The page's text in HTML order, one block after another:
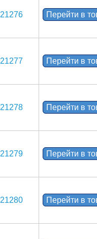
21276 Перейти в
21277 Перейти в
21278 Перейти в
21279 Перейти в
21280 Перейти в